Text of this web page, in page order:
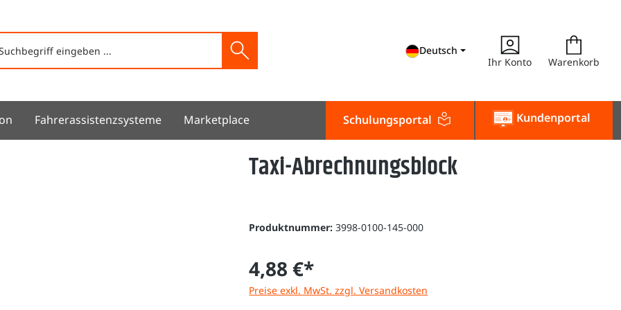
Deutsch
Ihr Konto
Warenkorb
Fahrerassistenzsysteme Marketplace Kundenportal
Schulungsportal
Taxi-Abrechnungsblock
Produktnummer:3998-0100-145-000
4,88 €*
Preise exkl. MwSt. zzgl. Versandkosten